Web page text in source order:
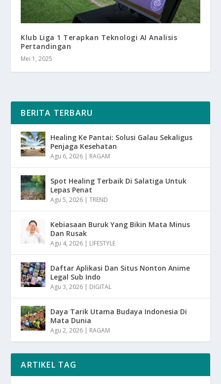
Klub Liga 1 Terapkan Teknologi AI Analisis
Pertandingan
Mei 1, 2025
BERITA TERBARU
Healing Ke Pantai: Solusi Galau Sekaligus
Penjaga Kesehatan
Agu 6, 2026 | RAGAM
Spot Healing Terbaik Di Salatiga Untuk
Lepas Penat
Agu 5, 2026 |TREND
Kebiasaan Buruk Yang Bikin Mata Minus
Dan Rusak
Agu 4, 2026 | LIFESTYLE
Daftar Aplikasi Dan Situs Nonton Anime
Legal Sub Indo
Agu 3, 2026 | DIGITAL
Daya Tarik Utama Budaya Indonesia Di
Mata Dunia
Agu 2, 2026 | RAGAM
ARTIKEL TAG